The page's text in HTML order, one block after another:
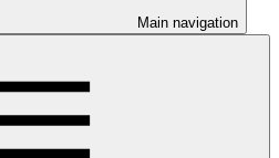
Main navigation